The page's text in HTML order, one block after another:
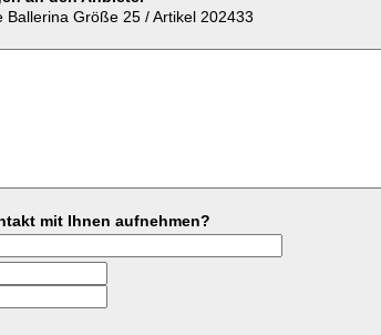
Ballerina Größe 25 / Artikel 202433
mit Ihnen aufnehmen?